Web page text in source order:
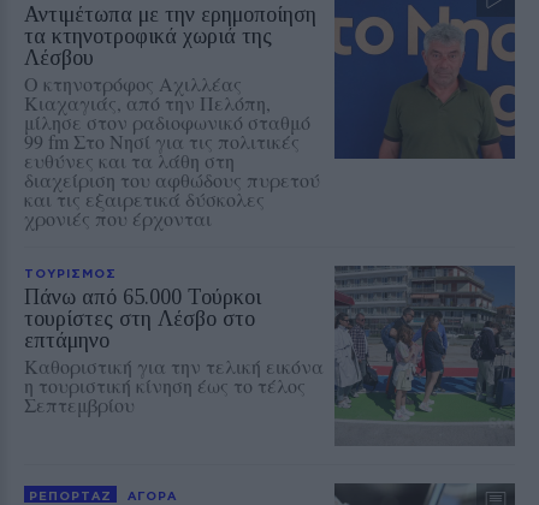
Αντιμέτωπα με την ερημοποίηση
τα κτηνοτροφικά χωριά της
Λέσβου
Ο κτηνοτρόφος Αχιλλέας
Κιαχαγιάς, από την Πελόπη,
μίλησε στον ραδιοφωνικό σταθμό
99 fm Στο Νησί για τις πολιτικές
ευθύνες και τα λάθη στη
διαχείριση του αφθώδους πυρετού
και τις εξαιρετικά δύσκολες
χρονιές που έρχονται
ΤΟΥΡΙΣΜΟΣ
Πάνω από 65.000 Τούρκοι
τουρίστες στη Λέσβο στο
επτάμηνο
Καθοριστική για την τελική εικόνα
η τουριστική κίνηση έως το τέλος
Σεπτεμβρίου
ΡΕΠΟΡΤΑΖ ΑΓΟΡΑ